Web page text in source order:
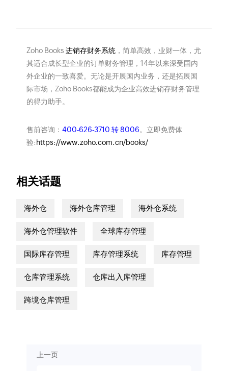
Zoho Books 进销存财务系统，简单高效，业财一体，尤
其适合成长型企业的订单财务管理，14年以来深受国内
外企业的一致喜爱。无论是开展国内业务，还是拓展国
际市场，Zoho Books都能成为企业高效进销存财务管理
的得力助手。
售前咨询： 400-626-3710 转 8006。立即免费体
验: https://www.zoho.com.cn/books/
相关话题
海外仓 海外仓库管理 海外仓系统
海外仓管理软件 全球库存管理
国际库存管理 库存管理系统 库存管理
仓库管理系统 仓库出入库管理
跨境仓库管理
上一页